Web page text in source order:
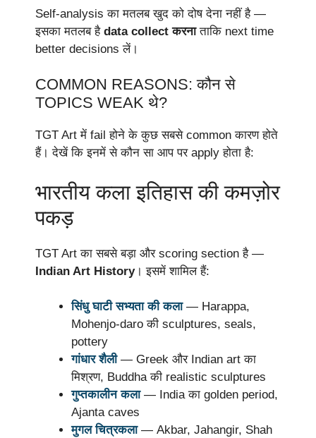
Self-analysis का मतलब खुद को दोष देना नहीं है —
इसका मतलब है data collect करनाताकि next time
better decisions लें।
COMMON REASONS: कौन से
TOPICS WEAK थे?
TGT Art में fail होने के कुछ सबसे common कारण होते
हैं। देखें कि इनमें से कौन सा आप पर apply होता है:
भारतीय कला इतिहास की कमज़ोर
पकड़
TGT Art का सबसे बड़ा और scoring section है —
Indian Art History। इसमें शामिल हैं:
सिंधु घाटी सभ्यता की कला— Harappa,
Mohenjo-daro की sculptures, seals,
pottery
गांधार शैली— Greek और Indian art का
मिश्रण, Buddha की realistic sculptures
गुप्तकालीन कला— India का golden period,
Ajanta caves
मुगल चित्रकला— Akbar, Jahangir, Shah